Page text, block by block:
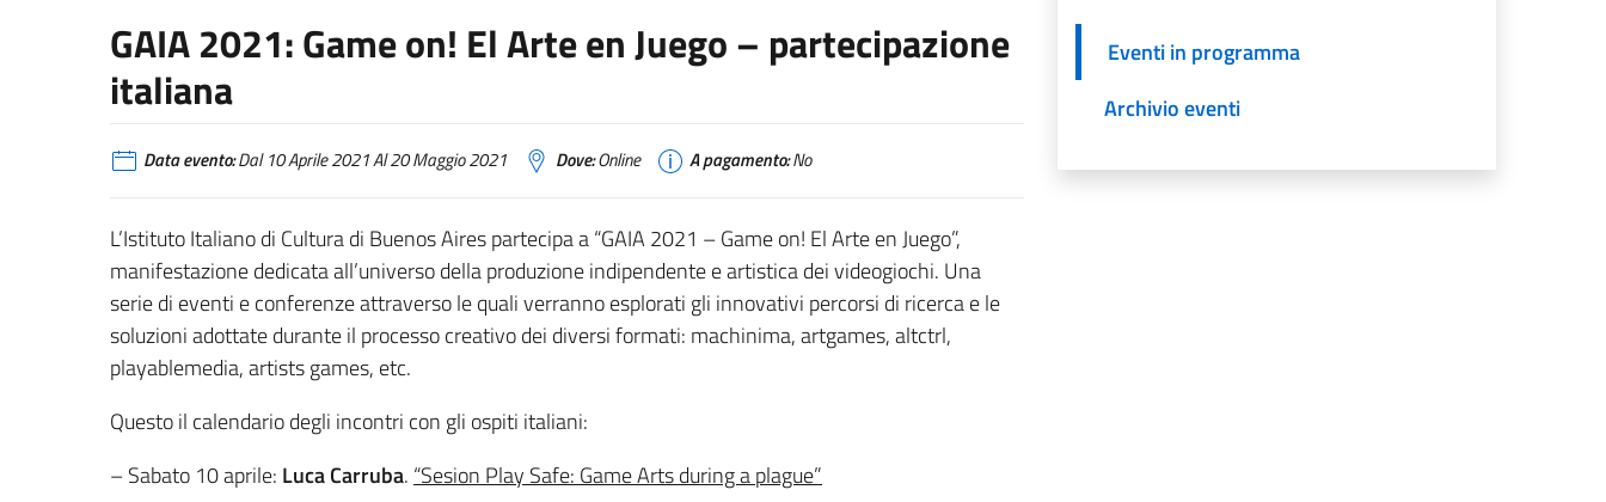
GAIA 2021: Game on! El Arte en Juego – partecipazione
italiana
Data evento:Dal 10 Aprile 2021 Al 20 Maggio 2021 Dove:Online A pagamento:No
L’Istituto Italiano di Cultura di Buenos Aires partecipa a “GAIA 2021 – Game on! El Arte en Juego”,
manifestazione dedicata all’universo della produzione indipendente e artistica dei videogiochi. Una
serie di eventi e conferenze attraverso le quali verranno esplorati gli innovativi percorsi di ricerca e le
soluzioni adottate durante il processo creativo dei diversi formati: machinima, artgames, altctrl,
playablemedia, artists games, etc.
Questo il calendario degli incontri con gli ospiti italiani:
– Sabato 10 aprile: Luca Carruba. “Sesion Play Safe: Game Arts during a plague”
Eventi in programma
Archivio eventi